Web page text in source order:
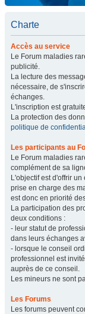
Charte
Accès au service
Le Forum maladies
publicité.
La lecture des
nécessaire, de
échanges.
L'inscription est
La protection des
politique de
Les participants au
Le Forum maladies
complément de sa
L'objectif est d'offrir
prise en charge des
est donc en priorité
La participation des
deux conditions :
- leur statut de
dans leurs échanges
- lorsque le conseil
professionnel est
auprès de ce conseil.
Les mineurs ne sont
Les Forums
Les forums peuvent